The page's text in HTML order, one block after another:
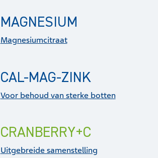
MAGNESIUM
Magnesiumcitraat
CAL-MAG-ZINK
Voor behoud van sterke botten
CRANBERRY+C
Uitgebreide samenstelling